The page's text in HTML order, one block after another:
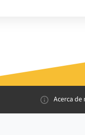
Acerca